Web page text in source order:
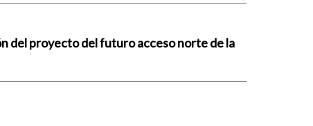
del proyecto del futuro acceso norte de la